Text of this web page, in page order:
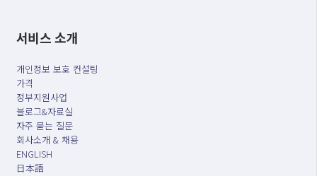
서비스 소개
개인정보 보호 컨설팅
가격
정부지원사업
블로그&자료실
자주 묻는 질문
회사소개 & 채용
ENGLISH
日本語